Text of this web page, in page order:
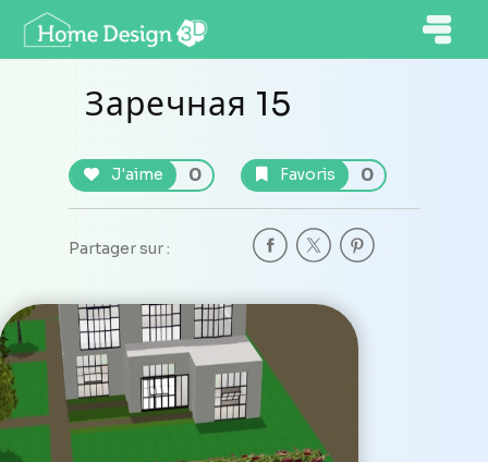
Заречная 15
J'aime 0 Favoris 0
Partager sur :